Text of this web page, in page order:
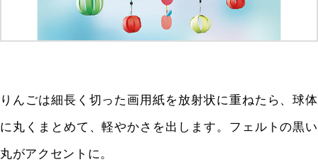
りんごは細長く切った画用紙を放射状に重ねたら、球体
に丸くまとめて、軽やかさを出します。フェルトの黒い
丸がアクセントに。